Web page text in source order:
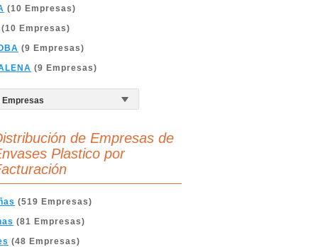
(10 Empresas)
(10 Empresas)
(9 Empresas)
(9 Empresas)
de Empresas de
Plastico por
(519 Empresas)
(81 Empresas)
(48 Empresas)